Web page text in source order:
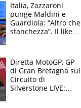
Italia, Zazzaroni
punge Maldini e
Guardiola: “Altro che
stanchezza”. Il like
Diretta MotoGP, GP
di Gran Bretagna sul
Circuito di
Silverstone LIVE: